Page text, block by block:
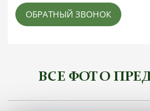
ОБРАТНЫЙ ЗВОНОК
ВСЕ ФОТО